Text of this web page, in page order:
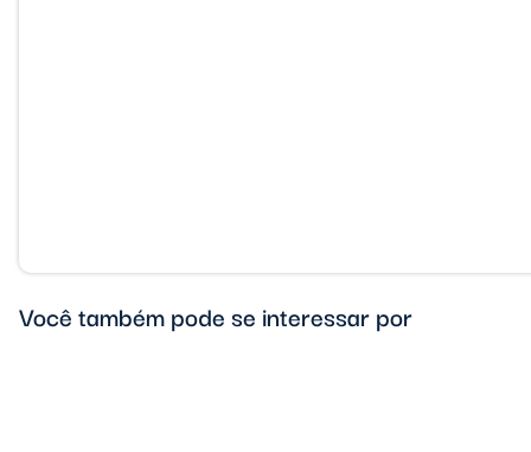
Você também pode se interessar por